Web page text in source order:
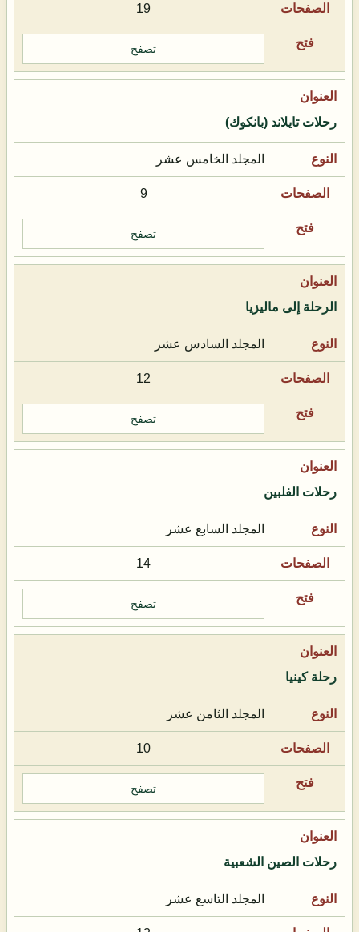
19
تصفح
رحلات تايلاند (بانكوك)
المجلد الخامس عشر
9
تصفح
الرحلة إلى ماليزيا
المجلد السادس عشر
12
تصفح
رحلات الفلبين
المجلد السابع عشر
14
تصفح
رحلة كينيا
المجلد الثامن عشر
10
تصفح
رحلات الصين الشعبية
المجلد التاسع عشر